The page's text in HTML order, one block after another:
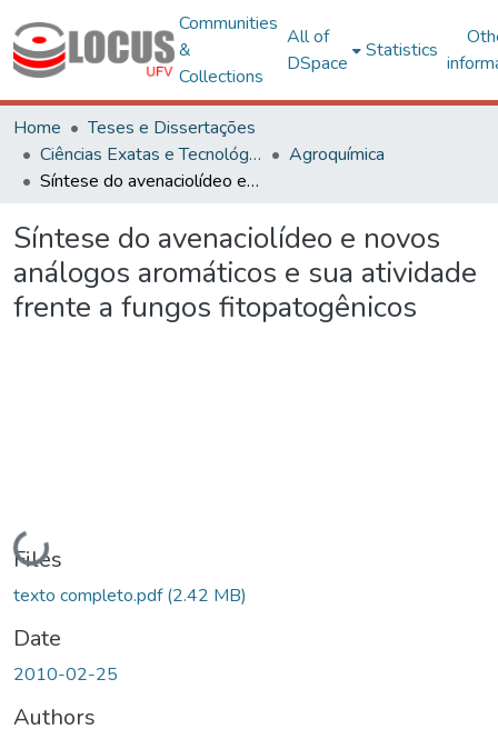
Communities
&
Collections
All of
DSpace
Statistics
Home
Teses e Dissertações
Ciências Exatas e Tecnológicas
Agroquímica
Síntese do avenaciolídeo e novos análogos aromáticos e sua atividade frente a fungos fitopatogênicos
Síntese do avenaciolídeo e novos
análogos aromáticos e sua atividade
frente a fungos fitopatogênicos
Loading...
Files
texto completo.pdf(2.42 MB)
Date
2010-02-25
Authors